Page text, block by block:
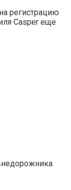
регистрацию
Casper еще